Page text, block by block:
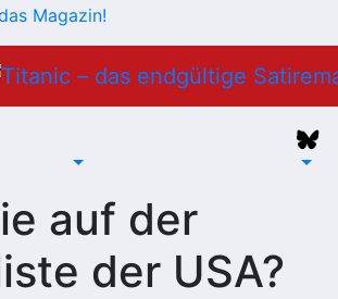
auf der
der USA?